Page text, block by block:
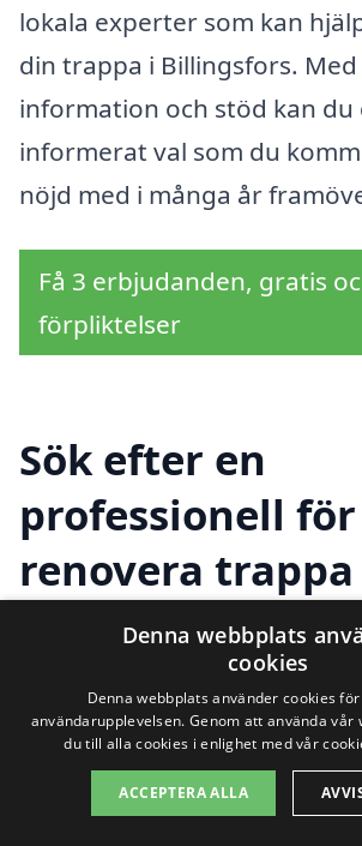
lokala experter som kan
din trappa i Billingsfors.
information och stöd kan
informerat val som du
nöjd med i många år
Få 3 erbjudanden, gratis
förpliktelser
Sök efter en
professionell för
renovera
städer nära
Att renovera en trappa kan
stor uppgift, men det är
rätt hjälp för att få jobbet
Denna webbplats
cookies
Denna webbplats använder cookies
användarupplevelsen. Genom att använda vår
du till alla cookies i enlighet med vår
ACCEPTERA ALLA